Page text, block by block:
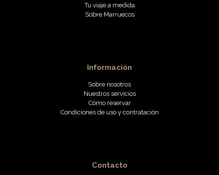
Tu viaje a medida
Sobre Marruecos
Información
Sobre nosotros
Nuestros servicios
Cómo reservar
Condiciones de uso y contratación
Contacto